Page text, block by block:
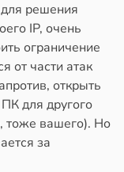
решения
IP, очень
ограничение
от части атак
открыть
для другого
тоже вашего). Но
за